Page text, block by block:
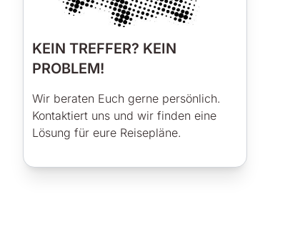
KEIN TREFFER? KEIN
PROBLEM!
Wir beraten Euch gerne persönlich.
Kontaktiert uns und wir finden eine
Lösung für eure Reisepläne.